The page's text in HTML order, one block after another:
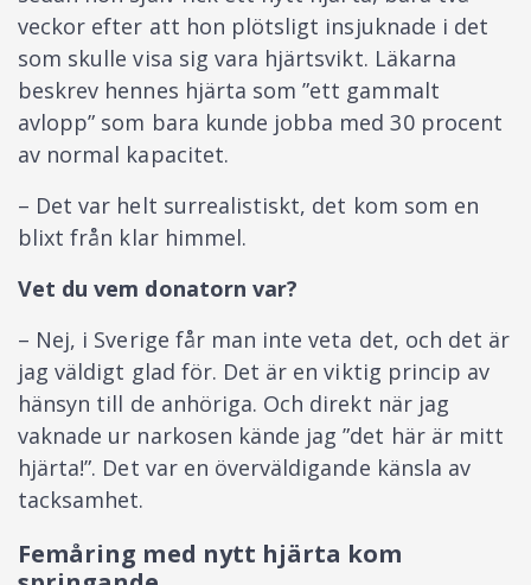
veckor efter att hon plötsligt insjuknade i det
som skulle visa sig vara hjärtsvikt. Läkarna
beskrev hennes hjärta som ”ett gammalt
avlopp” som bara kunde jobba med 30 procent
av normal kapacitet.
– Det var helt surrealistiskt, det kom som en
blixt från klar himmel.
Vet du vem donatorn var?
– Nej, i Sverige får man inte veta det, och det är
jag väldigt glad för. Det är en viktig princip av
hänsyn till de anhöriga. Och direkt när jag
vaknade ur narkosen kände jag ”det här är mitt
hjärta!”. Det var en överväldigande känsla av
tacksamhet.
Femåring med nytt hjärta kom